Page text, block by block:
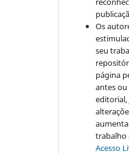
Os
seu
página
antes
editorial,
trabalho
Acesso